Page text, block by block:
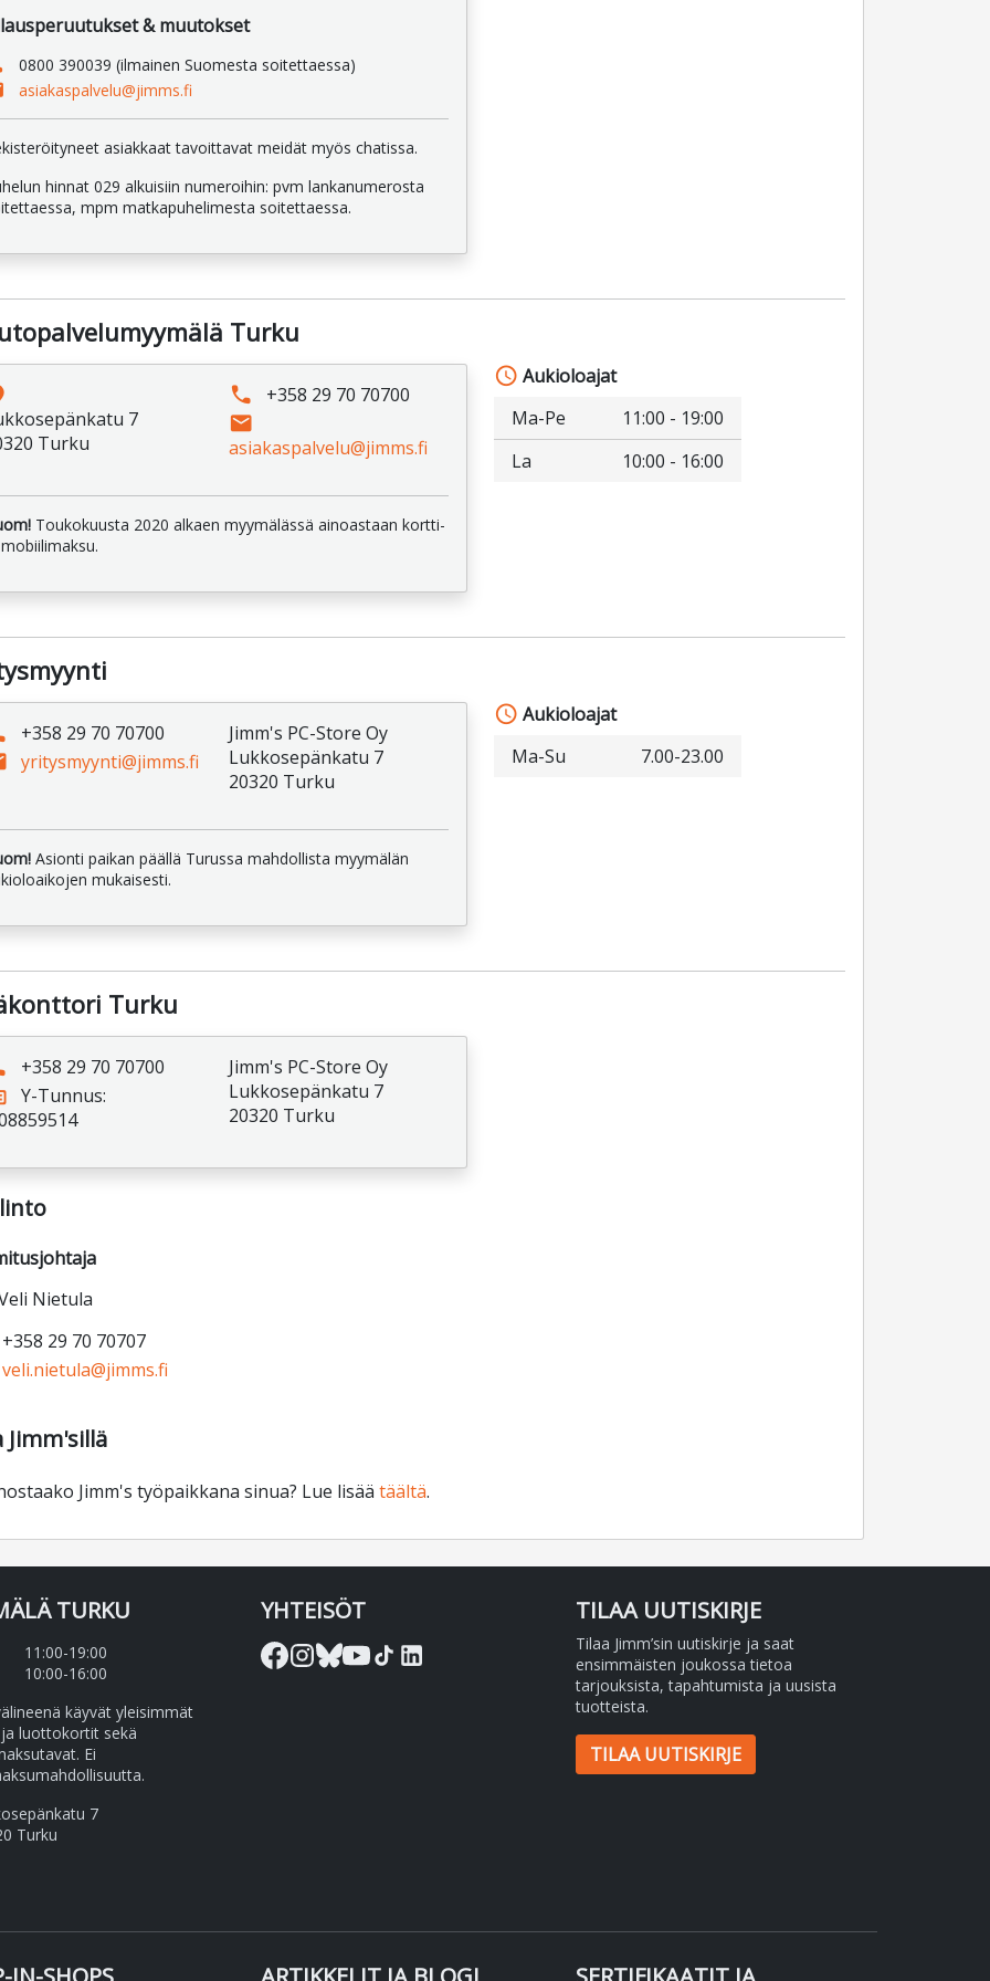
& muutokset
0800 390039 (ilmainen Suomesta soitettaessa)
asiakaspalvelu@jimms.fi
asiakkaat tavoittavat meidät myös chatissa.
hinnat 029 alkuisiin numeroihin: pvm lankanumerosta
mpm matkapuhelimesta soitettaessa.
Turku
7
Turku
phone
+358 29 70 70700
email
asiakaspalvelu@jimms.fi
Toukokuusta 2020 alkaen myymälässä ainoastaan kortti-
schedule Aukioloajat
Ma-Pe
11:00 - 19:00
La
10:00 - 16:00
+358 29 70 70700
yritysmyynti@jimms.fi
Jimm's PC-Store Oy
Lukkosepänkatu 7
20320 Turku
Asionti paikan päällä Turussa mahdollista myymälän
mukaisesti.
schedule Aukioloajat
Ma-Su
7.00-23.00
Turku
+358 29 70 70700
Y-Tunnus:
Jimm's PC-Store Oy
Lukkosepänkatu 7
20320 Turku
Nietula
+358 29 70 70707
veli.nietula@jimms.fi
Jimm'sillä
Jimm's työpaikkana sinua? Lue lisää täältä.
TURKU
11:00-19:00
10:00-16:00
käyvät yleisimmät
luottokortit sekä
Ei
7
Turku
YHTEISÖT TILAA UUTISKIRJE
Tilaa Jimm’sin uutiskirje ja saat
ensimmäisten joukossa tietoa
tarjouksista, tapahtumista ja uusista
tuotteista.
TILAA UUTISKIRJE